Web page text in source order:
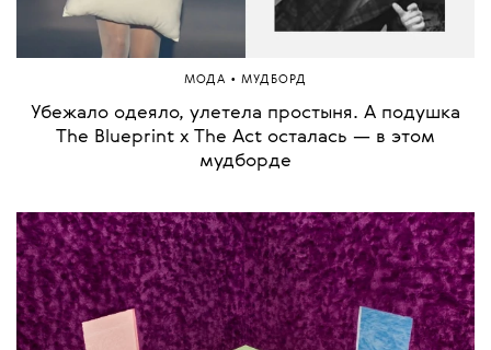
МОДА • МУДБОРД
Убежало одеяло, улетела простыня. А подушка
The Blueprint x The Act осталась — в этом
мудборде